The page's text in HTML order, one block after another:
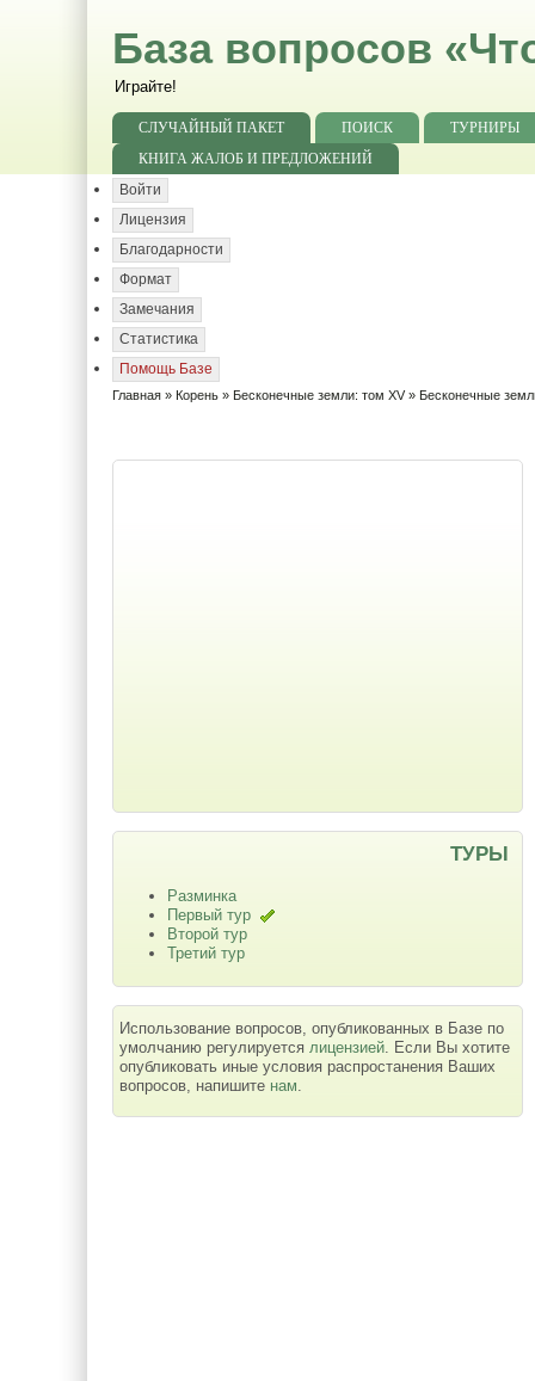
База вопросов
Играйте!
СЛУЧАЙНЫЙ ПАКЕТ ПОИСК
ТУРНИРЫ
КНИГА ЖАЛОБ И ПРЕДЛОЖЕНИЙ
Войти
Лицензия
Благодарности
Формат
Замечания
Статистика
Помощь Базе
Главная » Корень » Бесконечные земли: том XV» Бесконечные
ТУРЫ
Разминка
Первый тур
Второй тур
Третий тур
Использование вопросов, опубликованных в Базе по
умолчанию регулируется лицензией. Если Вы хотите
опубликовать иные условия распростанения Ваших
вопросов, напишите нам.